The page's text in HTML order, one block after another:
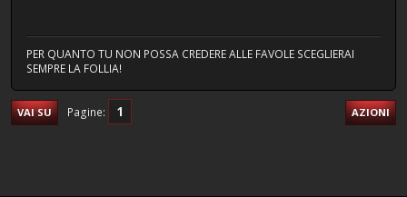
PER QUANTO TU NON POSSA CREDERE ALLE FAVOLE SCEGLIERAI
SEMPRE LA FOLLIA!
VAI SU Pagine 1 AZIONI